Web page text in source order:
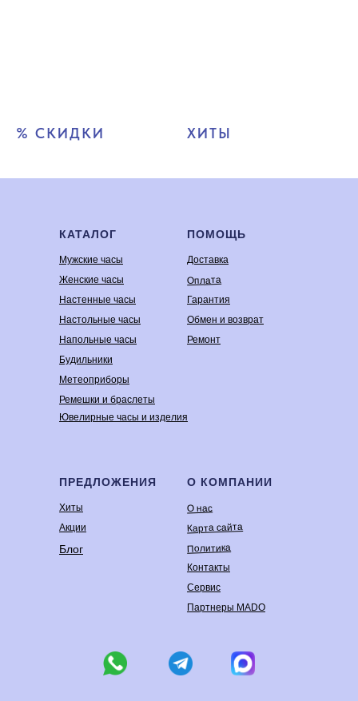
% СКИДКИ ХИТЫ
КАТАЛОГ
Мужские часы
Женские часы
Настенные часы
Настольные часы
Напольные часы
Будильники
Метеоприборы
Ремешки и браслеты
Ювелирные часы и изделия
ПРЕДЛОЖЕНИЯ
Хиты
Акции
Блог
ПОМОЩЬ
Доставка
Оплата
Гарантия
Обмен и возврат
Ремонт
О КОМПАНИИ
О нас
Карта сайта
Политика
Контакты
Сервис
Партнеры MADO